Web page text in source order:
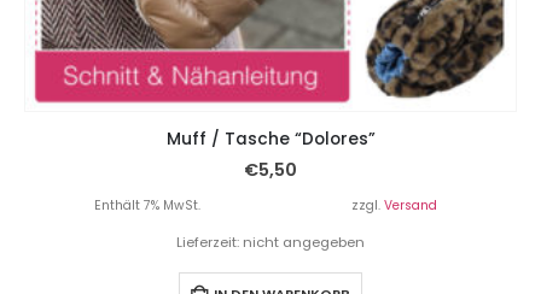
Muff / Tasche “Dolores”
€5,50
Enthält 7% MwSt. zzgl. Versand
Lieferzeit: nicht angegeben